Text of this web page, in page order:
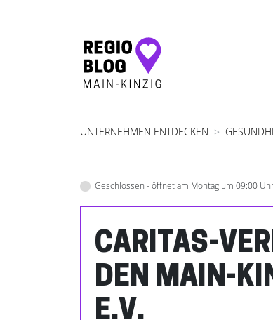
Hauptnavigation
UNTERNEHMEN ENTDECKEN
Geschlossen - öffnet am Montag um 09:00
CARITAS-
DEN MAIN-
E.V.